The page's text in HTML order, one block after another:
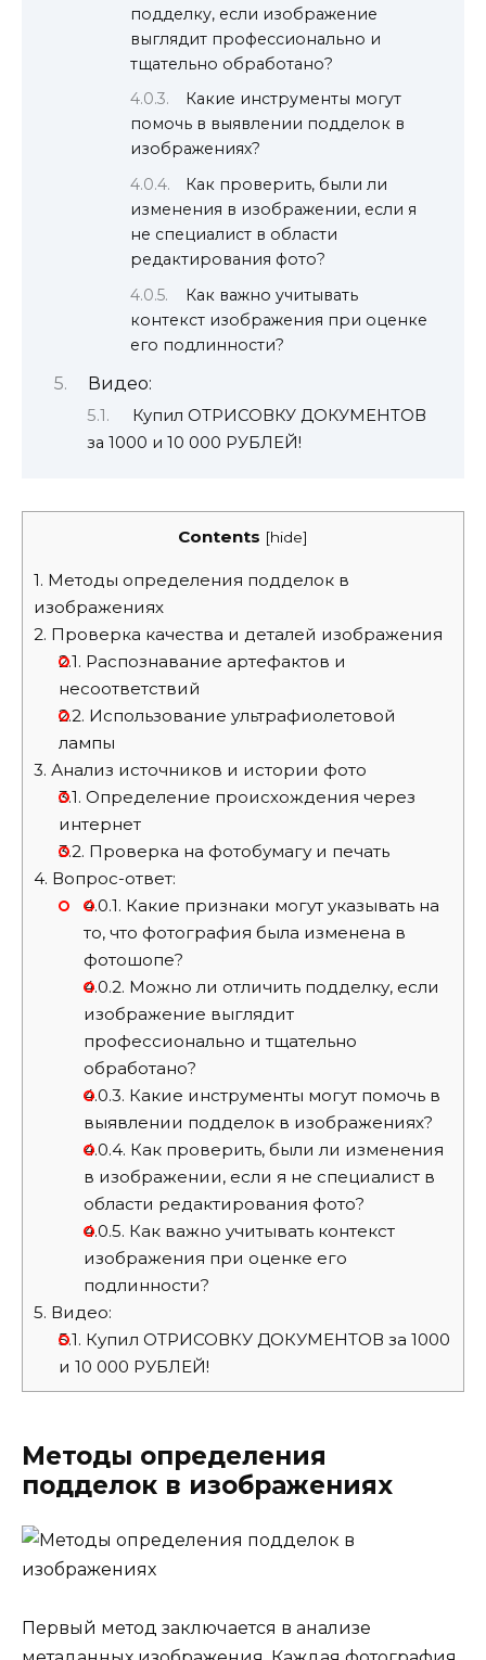
подделку, если изображение
выглядит профессионально и
тщательно обработано?
Какие инструменты могут
помочь в выявлении подделок в
изображениях?
Как проверить, были ли
изменения в изображении, если я
не специалист в области
редактирования фото?
Как важно учитывать
контекст изображения при оценке
его подлинности?
Видео:
Купил ОТРИСОВКУ ДОКУМЕНТОВ
за 1000 и 10 000 РУБЛЕЙ!
Contents [hide]
1. Методы определения подделок в
изображениях
2. Проверка качества и деталей изображения
2.1. Распознавание артефактов и
несоответствий
2.2. Использование ультрафиолетовой
лампы
3. Анализ источников и истории фото
3.1. Определение происхождения через
интернет
3.2. Проверка на фотобумагу и печать
4. Вопрос-ответ:
4.0.1. Какие признаки могут указывать на
то, что фотография была изменена в
фотошопе?
4.0.2. Можно ли отличить подделку, если
изображение выглядит
профессионально и тщательно
обработано?
4.0.3. Какие инструменты могут помочь в
выявлении подделок в изображениях?
4.0.4. Как проверить, были ли изменения
в изображении, если я не специалист в
области редактирования фото?
4.0.5. Как важно учитывать контекст
изображения при оценке его
подлинности?
5. Видео:
5.1. Купил ОТРИСОВКУ ДОКУМЕНТОВ за 1000
и 10 000 РУБЛЕЙ!
Методы определения
подделок в изображениях
Первый метод заключается в анализе